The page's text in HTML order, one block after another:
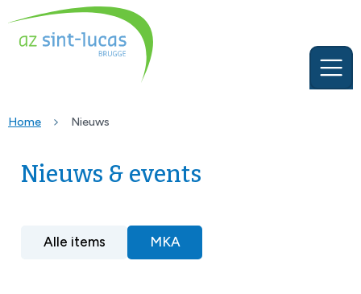
Home Nieuws
Nieuws & events
Alle items MKA